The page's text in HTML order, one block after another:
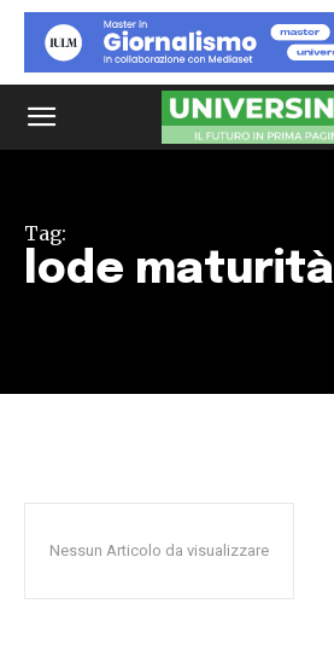
Tag:
lode maturità
Nessun Articolo da visualizzare